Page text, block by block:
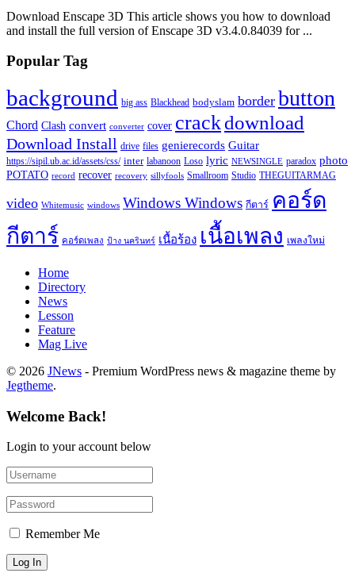
Download Enscape 3D This article shows you how to download
and install the full version of Enscape 3D v3.4.0.84039 for ...
Popular Tag
background big ass Blackhead bodyslam border button
Chord Clash convert converter cover crackdownload
Download Install drive files genierecords Guitar
https://sipil.ub.ac.id/assets/css/ inter labanoon Loso lyric NEWSINGLE paradox photo
POTATO record recover recovery sillyfools Smallroom Studio THEGUITARMAG
video Whitemusic windows Windows Windows กีตาร์ คอร์ด
กีตาร์ คอร์ดเพลง ป้าง นครินทร์ เนื้อร้อง เนื้อเพลง เพลงใหม่
Home
Directory
News
Lesson
Feature
Mag Live
© 2026 JNews - Premium WordPress news & magazine theme by
Jegtheme.
Welcome Back!
Login to your account below
Remember Me